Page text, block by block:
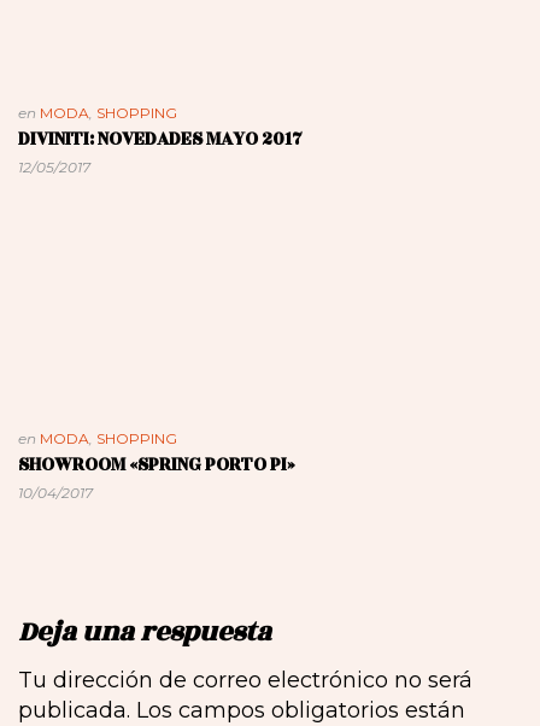
en MODA, SHOPPING
DIVINITI: NOVEDADES MAYO 2017
12/05/2017
en MODA, SHOPPING
SHOWROOM «SPRING PORTO PI»
10/04/2017
Deja una respuesta
Tu dirección de correo electrónico no será
publicada. Los campos obligatorios están